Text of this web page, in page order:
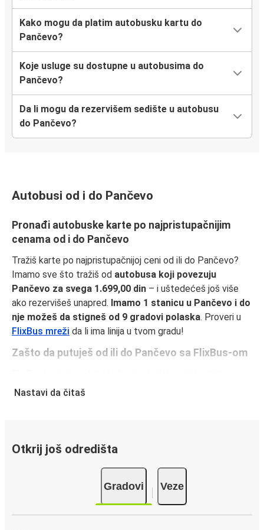
Kako mogu da platim autobusku kartu do
Pančevo?
Koje usluge su dostupne u autobusima do
Pančevo?
Da li mogu da rezervišem sedište u autobusu
do Pančevo?
Autobusi od i do Pančevo
Pronađi autobuske karte po najpristupačnijim
cenama od i do Pančevo
Tražiš karte po najpristupačnijoj ceni od ili do Pančevo?
Imamo sve što tražiš od autobusa koji povezuju
Pančevo za svega 1.699,00 din – i uštedećeš još više
ako rezervišeš unapred. Imamo 1 stanicu u Pančevo i do
nje možeš da stigneš od 9 gradovi polaska. Proveri u
FlixBus mreži da li ima linija u tvom gradu!
Zašto da putuješ od ili do Pančevo sa FlixBus-om
putnicima pruža vrhunski doživljaj putovanja. Uživaj u
spokojno, znajući da cena tvoje karte pokriva jedan komad
ručnog prtljaga i jednu torbu.
Kako da rezervišeš autobusku kartu od ili do
Rezervisanje karte za FlixBus je lako: na ovom veb-sajtu ili
Nastavi da čitaš
Otkrij još odredišta
Gradovi Veze